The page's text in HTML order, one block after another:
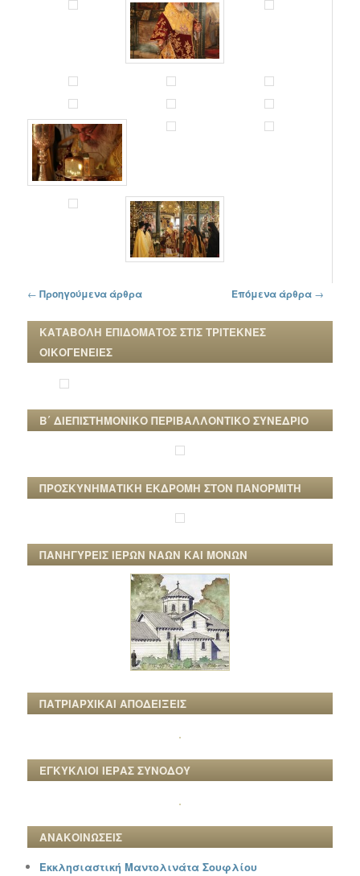
Πλοήγηση στα άρθρα
← Προηγούμενα άρθρα Επόμενα άρθρα →
ΚΑΤΑΒΟΛΗ ΕΠΙΔΟΜΑΤΟΣ ΣΤΙΣ ΤΡΙΤΕΚΝΕΣ
ΟΙΚΟΓΕΝΕΙΕΣ
Β΄ ΔΙΕΠΙΣΤΗΜΟΝΙΚΟ ΠΕΡΙΒΑΛΛΟΝΤΙΚΟ ΣΥΝΕΔΡΙΟ
ΠΡΟΣΚΥΝΗΜΑΤΙΚΗ ΕΚΔΡΟΜΗ ΣΤΟΝ ΠΑΝΟΡΜΙΤΗ
ΠΑΝΗΓΥΡΕΙΣ ΙΕΡΩΝ ΝΑΩΝ ΚΑΙ ΜΟΝΩΝ
ΠΑΤΡΙΑΡΧΙΚΑΙ ΑΠΟΔΕΙΞΕΙΣ
ΕΓΚΥΚΛΙΟΙ ΙΕΡΑΣ ΣΥΝΟΔΟΥ
ΑΝΑΚΟΙΝΩΣΕΙΣ
Εκκλησιαστική Μαντολινάτα Σουφλίου